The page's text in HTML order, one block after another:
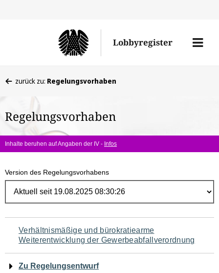
Lobbyregister
Menü
befinden
hier:
zurück zu: Regelungsvorhaben
Regelungsvorhaben
Inhalte beruhen auf Angaben der IV - Infos
Version des Regelungsvorhabens
Navigation
für
den
Verhältnismäßige und bürokratiearme
Weiterentwicklung der Gewerbeabfallverordnung
Zu Regelungsentwurf